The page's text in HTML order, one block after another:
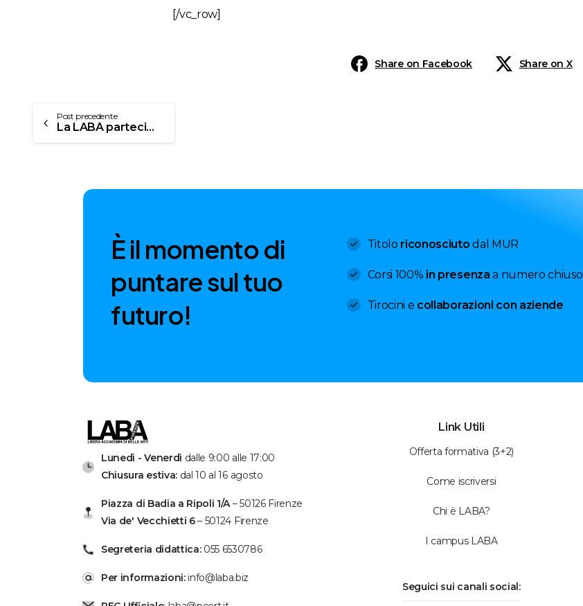
[/vc_row]
Share on Facebook Share on X
Post precedente
La LABA partecipa a Creactivity 2016
Èil momentodi
puntaresultuo
futuro!
Titolo riconosciuto dal MUR
Corsi 100% in presenza a numero chiuso
Tirocini e collaborazioni con aziende
Lunedì - Venerdì dalle 9:00 alle 17:00
Chiusura estiva:dal 10 al 16 agosto
Piazza di Badia a Ripoli 1/A – 50126 Firenze
Via de' Vecchietti 6 – 50124 Firenze
Segreteria didattica:055 6530786
Per informazioni:info@laba.biz
Link Utili
Offerta formativa (3+2)
Come iscriversi
Chi è LABA?
I campus LABA
Seguici sui canali social: